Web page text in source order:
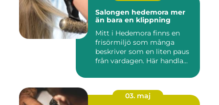
Salongen hedemora mer
än bara en klippning
Mitt i Hedemora finns en
frisörmiljö som många
beskriver som en liten paus
från vardagen. Här handla...
03. maj